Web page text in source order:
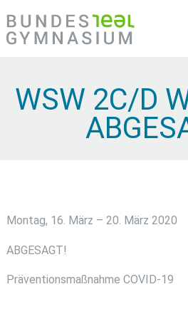
WSW 2C/D
Montag, 16. März – 20. März 2020
ABGESAGT!
Präventionsmaßnahme COVID-19